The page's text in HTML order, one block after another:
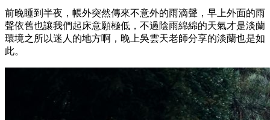
前晚睡到半夜，帳外突然傳來不意外的雨滴聲，早上外面的雨
聲依舊也讓我們起床意願極低，不過陰雨綿綿的天氣才是淡蘭
環境之所以迷人的地方啊，晚上吳雲天老師分享的淡蘭也是如
此。